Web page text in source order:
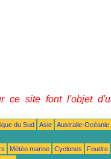
ce site font l'objet
du Sud Asie
Australie-Océanie
Météo marine Cyclones
Foudre